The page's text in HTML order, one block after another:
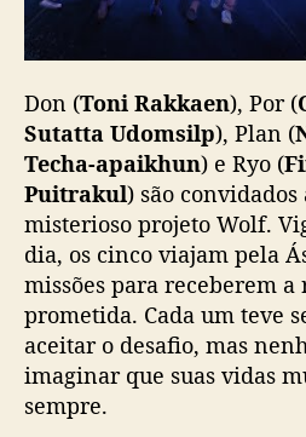
Don (Toni Rakkaen), Por (
Sutatta Udomsilp), Plan (
Techa-apaikhun) e Ryo (
Puitrakul) são
misterioso projeto Wolf.
dia, os cinco viajam pela
missões para receberem a
prometida. Cada um teve
aceitar o desafio, mas
imaginar que suas vidas
sempre.